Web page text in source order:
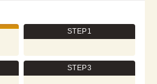
STEP1
STEP3